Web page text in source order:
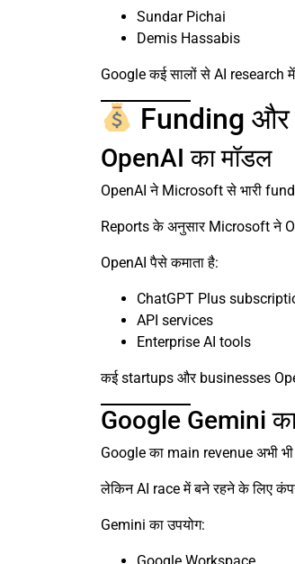
Sundar Pichai
Demis Hassabis
Google कई सालों से AI research
Funding
OpenAI का मॉडल
OpenAI ने Microsoft से भारी
Reports के अनुसार Microsoft ने
OpenAI पैसे कमाता है:
ChatGPT Plus
API services
Enterprise AI tools
कई startups और businesses
Google Gemini
Google का main revenue अभी
लेकिन AI race में बने रहने के लिए
Gemini का उपयोग: